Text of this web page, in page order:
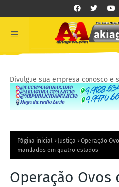
Divulgue sua empresa conosco e
Página inicial Justiça
Operação
mandados em quatro estados
Operação Ovos